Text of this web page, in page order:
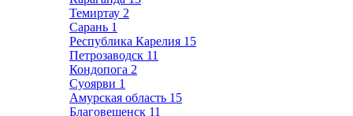
Темиртау 2
Сарань 1
Республика Карелия 15
Петрозаводск 11
Кондопога 2
Суоярви 1
Амурская область 15
Благовещенск 11